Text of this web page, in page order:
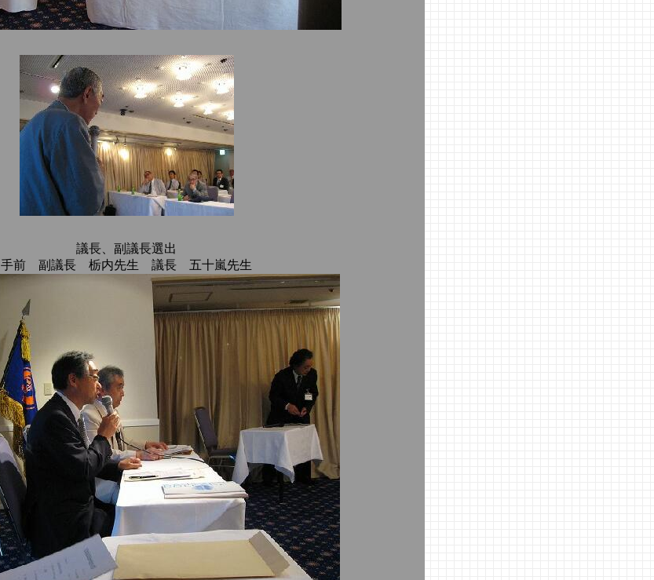
議長、副議長選出
手前 副議長 栃内先生 議長 五十嵐先生